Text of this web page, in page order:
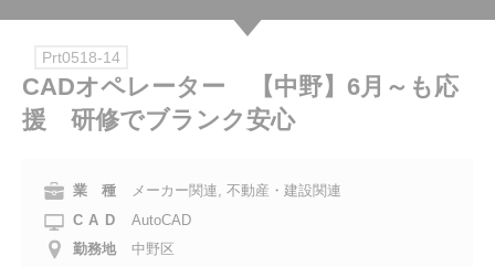
お電話でのお問い合わせ
名古屋 0120-960-379 横 浜 0120-978-186
電話受付：平日 9:15～19:00
Prt0518-14
CADオペレーター 【中野】6月～も応
援 研修でブランク安心
業 種
メーカー関連, 不動産・建設関連
CAD
AutoCAD
勤務地
中野区